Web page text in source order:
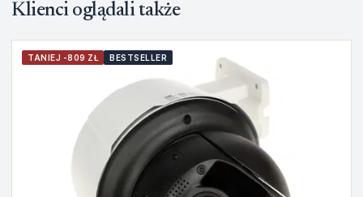
Klienci oglądali także
TANIEJ -809 ZŁ BESTSELLER